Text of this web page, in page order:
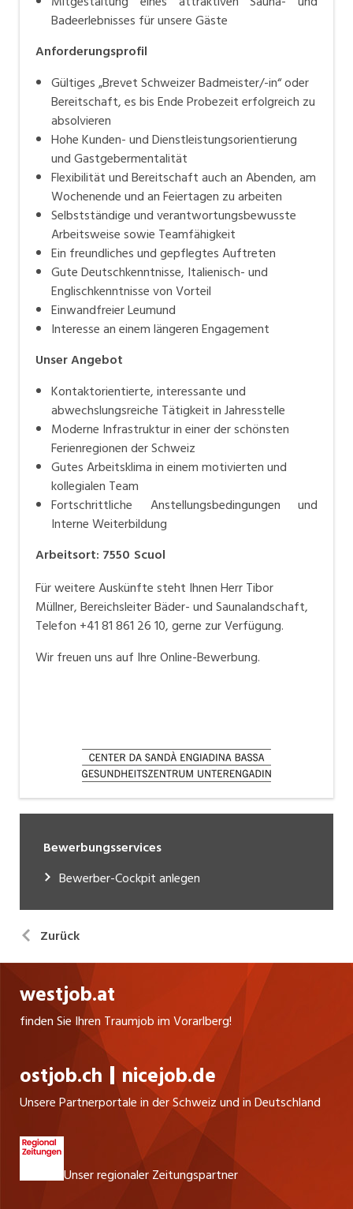
Badeerlebnisses für unsere Gäste
Anforderungsprofil
Gültiges „Brevet Schweizer Badmeister/-in“ oder
Bereitschaft, es bis Ende Probezeit erfolgreich zu
absolvieren
Hohe Kunden- und Dienstleistungsorientierung
und Gastgebermentalität
Flexibilität und Bereitschaft auch an Abenden, am
Wochenende und an Feiertagen zu arbeiten
Selbstständige und verantwortungsbewusste
Arbeitsweise sowie Teamfähigkeit
Ein freundliches und gepflegtes Auftreten
Gute Deutschkenntnisse, Italienisch- und
Englischkenntnisse von Vorteil
Einwandfreier Leumund
Interesse an einem längeren Engagement
Unser Angebot
Kontaktorientierte, interessante und
abwechslungsreiche Tätigkeit in Jahresstelle
Moderne Infrastruktur in einer der schönsten
Ferienregionen der Schweiz
Gutes Arbeitsklima in einem motivierten und
kollegialen Team
Fortschrittliche Anstellungsbedingungen und
Interne Weiterbildung
Arbeitsort: 7550 Scuol
Für weitere Auskünfte steht Ihnen Herr Tibor
Müllner, Bereichsleiter Bäder- und Saunalandschaft,
Telefon +41 81 861 26 10, gerne zur Verfügung.
Wir freuen uns auf Ihre Online-Bewerbung.
Bewerbungsservices
Bewerber-Cockpit anlegen
Zurück
westjob.at
finden Sie Ihren Traumjob im Vorarlberg!
ostjob.ch nicejob.de
Unsere Partnerportale in der Schweiz und in Deutschland
Unser regionaler Zeitungspartner